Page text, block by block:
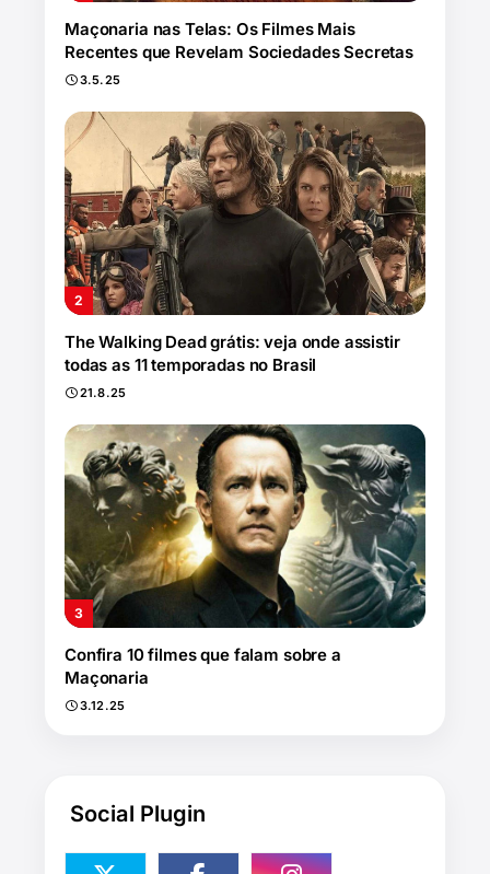
Maçonaria nas Telas: Os Filmes Mais
Recentes que Revelam Sociedades Secretas
3.5.25
The Walking Dead grátis: veja onde assistir
todas as 11 temporadas no Brasil
21.8.25
Confira 10 filmes que falam sobre a
Maçonaria
3.12.25
Social Plugin